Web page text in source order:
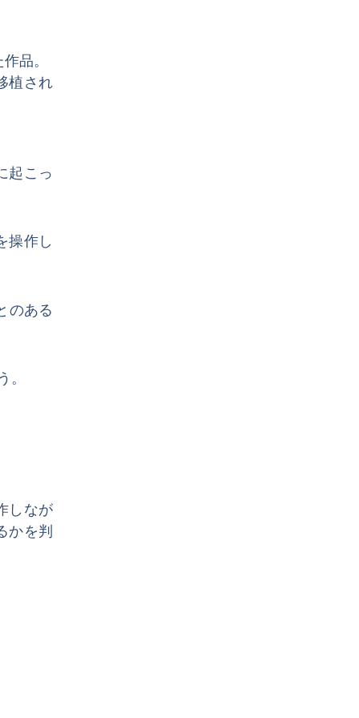
品。
植され
起こっ
操作し
のある
しなが
かを判